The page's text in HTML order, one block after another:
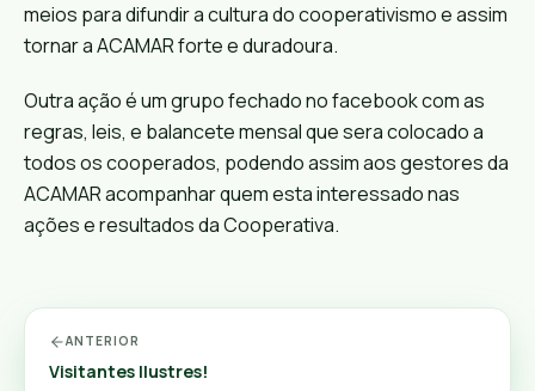
meios para difundir a cultura do cooperativismo e assim
tornar a ACAMAR forte e duradoura.
Outra ação é um grupo fechado no facebook com as
regras, leis, e balancete mensal que sera colocado a
todos os cooperados, podendo assim aos gestores da
ACAMAR acompanhar quem esta interessado nas
ações e resultados da Cooperativa.
ANTERIOR
Visitantes Ilustres!